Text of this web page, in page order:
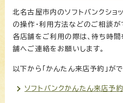
北名古屋市内のソフトバンクシ
の操作・利用方法などのご相談が
各店舗をご利用の際は、待ち時
舗へご連絡をお願いします。
以下から「かんたん来店予約」がで
ソフトバンクかんたん来店予約